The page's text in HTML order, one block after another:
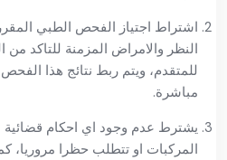
اشتراط اجتياز الفحص الطبي
النظر والامراض المزمنة للتاكد من
للمتقدم، ويتم ربط نتائج هذا الفحص
مباشرة.
يشترط عدم وجود اي احكام قضائية
المركبات او تتطلب حظرا مروريا،